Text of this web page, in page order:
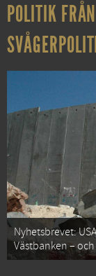
POLITIK
Nyhetsbrevet:
Västbanken –